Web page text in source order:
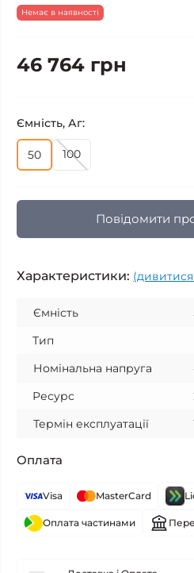
Немає в наявності
46 764 грн
Ємність, Аг:
50 100
Повідомити
Характеристики: (дивитися
Ємність
Тип
Номінальна напруга
Ресурс
Термін експлуатації
Оплата
Visa MasterCard
Оплата частинами